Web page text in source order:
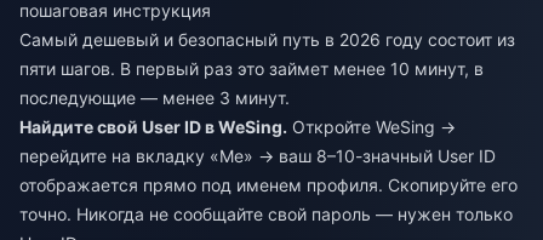
пошаговая инструкция
Самый дешевый и безопасный путь в 2026 году состоит из
пяти шагов. В первый раз это займет менее 10 минут, в
последующие — менее 3 минут.
Найдите свой User ID в WeSing. Откройте WeSing →
перейдите на вкладку «Me» → ваш 8–10-значный User ID
отображается прямо под именем профиля. Скопируйте его
точно. Никогда не сообщайте свой пароль — нужен только